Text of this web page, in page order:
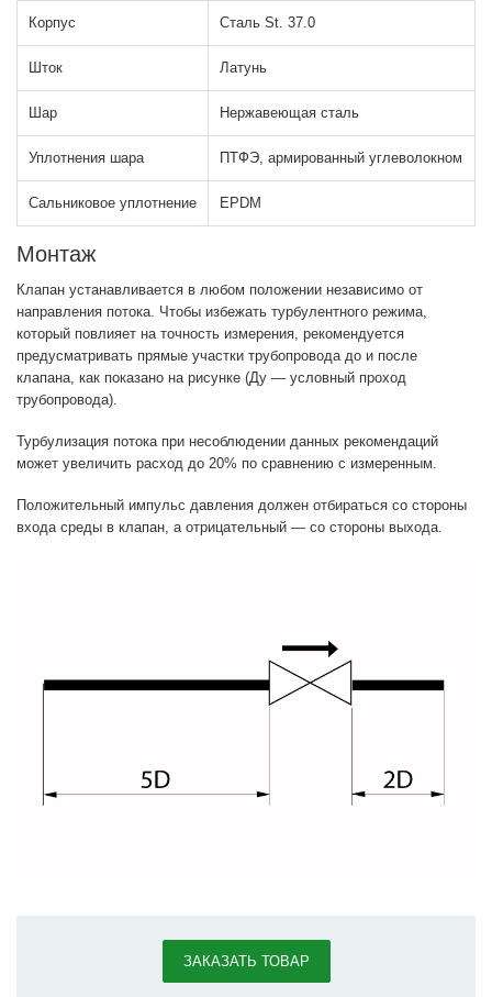
Корпус Сталь St. 37.0
Шток Латунь
Шар Нержавеющая сталь
Уплотнения шара ПТФЭ, армированный углеволокном
Сальниковое уплотнение EPDM
Монтаж
Клапан устанавливается в любом положении независимо от
направления потока. Чтобы избежать турбулентного режима,
который повлияет на точность измерения, рекомендуется
предусматривать прямые участки трубопровода до и после
клапана, как показано на рисунке (Ду — условный проход
трубопровода).
Турбулизация потока при несоблюдении данных рекомендаций
может увеличить расход до 20% по сравнению с измеренным.
Положительный импульс давления должен отбираться со стороны
входа среды в клапан, а отрицательный — со стороны выхода.
ЗАКАЗАТЬ ТОВАР